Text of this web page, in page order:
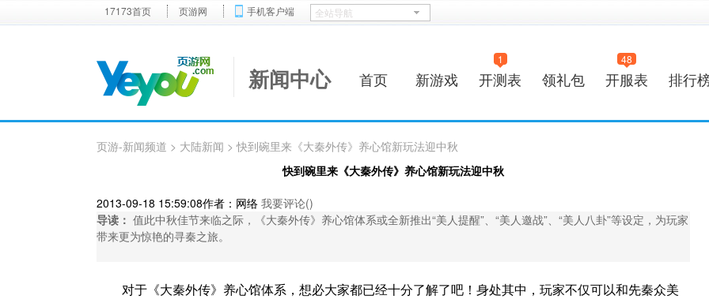
17173首页 页游网 手机客户端
新闻中心 首页 新游戏 开测表
1
领礼包 开服表
48
排行
页游-新闻频道 > 大陆新闻 > 快到碗里来《大秦外传》养心馆新玩法迎中秋
快到碗里来《大秦外传》养心馆新玩法迎中秋
2013-09-18 15:59:08作者：网络 我要评论()
导读： 值此中秋佳节来临之际，《大秦外传》养心馆体系或全新推出“美人提醒”、“美人邀战”、“美人八卦”等设定，为玩家
带来更为惊艳的寻秦之旅。
对于《大秦外传》养心馆体系，想必大家都已经十分了解了吧！身处其中，玩家不仅可以和先秦众美